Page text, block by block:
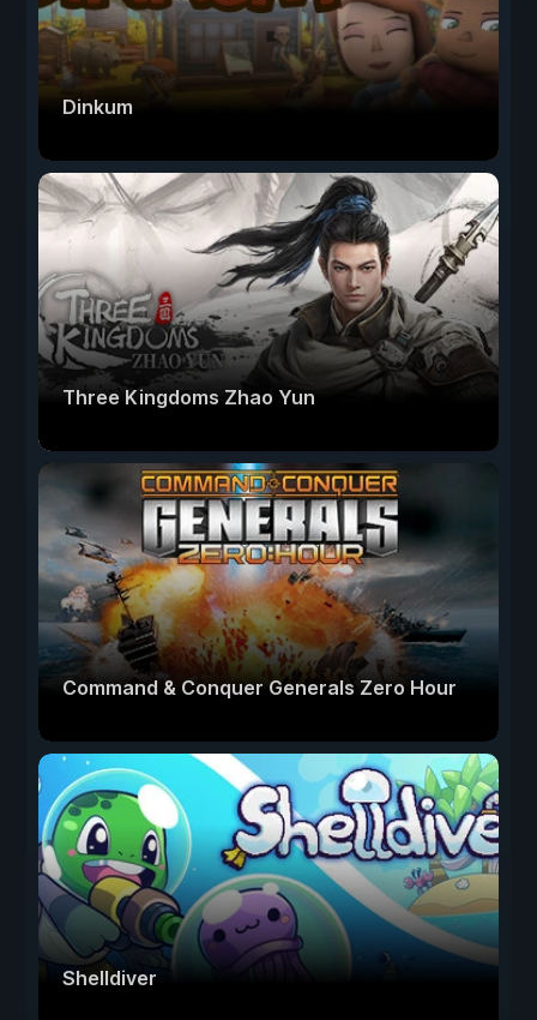
Dinkum
Three Kingdoms Zhao Yun
Command & Conquer Generals Zero Hour
Shelldiver